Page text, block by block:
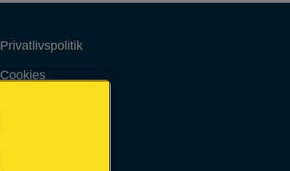
Privatlivspolitik
Cookies